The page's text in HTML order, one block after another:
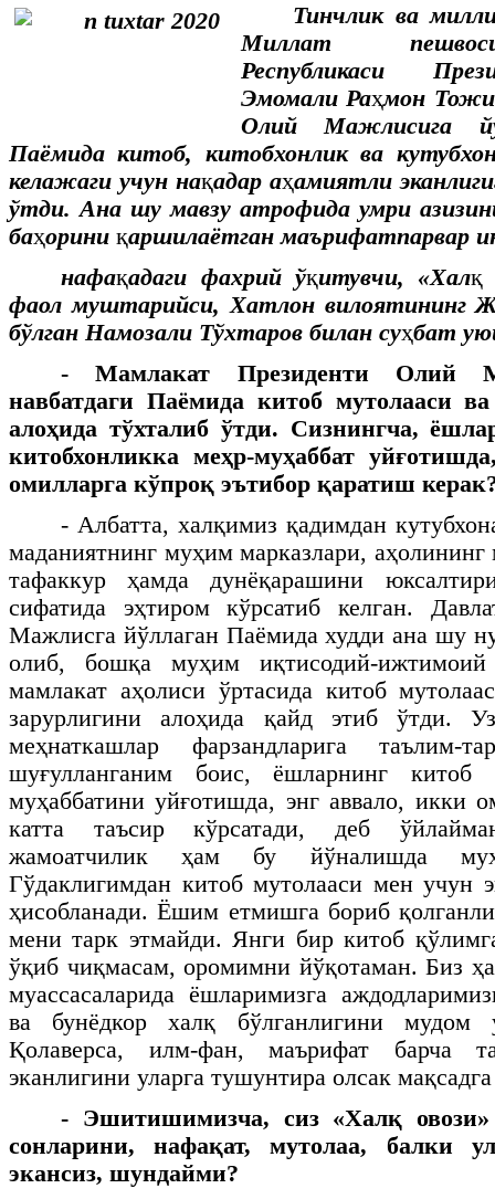
Тинчлик ва
Миллат
Республикаси
Эмомали Раҳмон
Олий Мажлисига
Паёмида китоб, китобхонлик ва
келажаги учун нақадар аҳамиятли
ўтди. Ана шу мавзу атрофида умри
баҳорини қаршилаётган маърифатпарвар
нафақадаги фахрий ўқитувчи, «Халқ
фаол муштарийси, Хатлон вилоятининг
бўлган Намозали Тўхтаров билан суҳбат
-Мамлакат Президенти Олий
навбатдаги Паёмида китоб мутолааси ва
алоҳида тўхталиб ўтди. Сизнингча,
китобхонликка меҳр-муҳаббат
омилларга кўпроқ эътибор қаратиш
- Албатта, халқимиз қадимдан
маданиятнинг муҳим марказлари, аҳолининг
тафаккур ҳамда дунёқарашини
сифатида эҳтиром кўрсатиб келган.
Мажлисга йўллаган Паёмида худди ана шу
олиб, бошқа муҳим иқтисодий-ижтимоий
мамлакат аҳолиси ўртасида китоб
зарурлигини алоҳида қайд этиб ўтди.
меҳнаткашлар фарзандларига таълим-
шуғулланганим боис, ёшларнинг китоб
муҳаббатини уйғотишда, энг аввало, икки
катта таъсир кўрсатади, деб
жамоатчилик ҳам бу йўналишда
Гўдаклигимдан китоб мутолааси мен учун
ҳисобланади. Ёшим етмишга бориб
мени тарк этмайди. Янги бир китоб
ўқиб чиқмасам, оромимни йўқотаман. Биз
муассасаларида ёшларимизга
ва бунёдкор халқ бўлганлигини мудом
Қолаверса, илм-фан, маърифат барча
эканлигини уларга тушунтира олсак
- Эшитишимизча, сиз «Халқ овози»
сонларини, нафақат, мутолаа, балки
экансиз, шундайми?